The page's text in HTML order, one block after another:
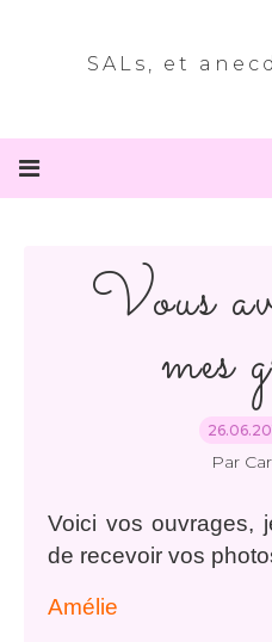
SALs, et
Vous
mes
Par
Voici vos ouvrages,
de recevoir vos
Amélie